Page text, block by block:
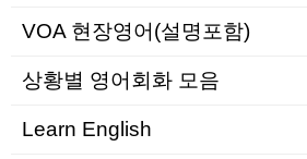
VOA 현장영어(설명포함)
상황별 영어회화 모음
Learn English